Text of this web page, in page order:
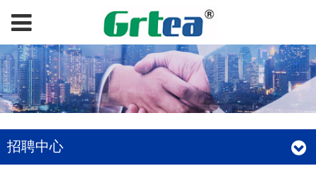
招聘中心